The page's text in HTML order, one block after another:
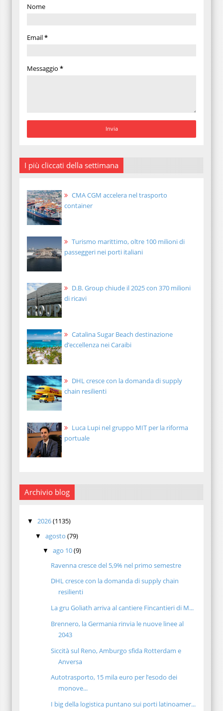
Nome
Email*
Messaggio *
I più cliccati della settimana
CMA CGM accelera nel trasporto
container
Turismo marittimo, oltre 100 milioni di
passeggeri nei porti italiani
D.B. Group chiude il 2025 con 370 milioni
di ricavi
Catalina Sugar Beach destinazione
d’eccellenza nei Caraibi
DHL cresce con la domanda di supply
chain resilienti
Luca Lupi nel gruppo MIT per la riforma
portuale
Archivio blog
▼ 2026(1135)
▼ agosto (79)
▼ago 10(9)
Ravenna cresce del 5,9% nel primo semestre
DHL cresce con la domanda di supply chain
resilienti
La gru Goliath arriva al cantiere Fincantieri di M...
Brennero, la Germania rinvia le nuove linee al
2043
Siccità sul Reno, Amburgo sfida Rotterdam e
Anversa
Autotrasporto, 15 mila euro per l’esodo dei
monove...
I big della logistica puntano sui porti latinoamer...